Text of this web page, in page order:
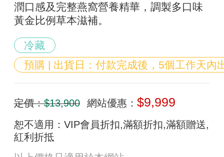
潤口感及完整燕窩營養精華，調製多口味
黃金比例草本滋補。
冷藏
預購 | 出貨日：付款完成後，5個工作天內
定價：$13,900 網站優惠： $9,999
恕不適用：VIP會員折扣,滿額折扣,滿額贈送,
紅利折抵